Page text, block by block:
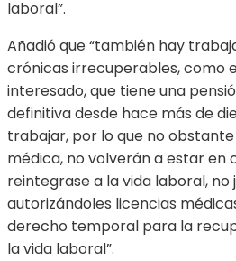
laboral”.
Añadió que “también hay
crónicas irrecuperables, como
interesado, que tiene una
definitiva desde hace más de
trabajar, por lo que no
médica, no volverán a estar en
reintegrase a la vida laboral, no
autorizándoles licencias
derecho temporal para la
la vida laboral”.